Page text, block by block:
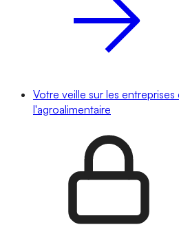
Votre veille sur les
l'agroalimentaire